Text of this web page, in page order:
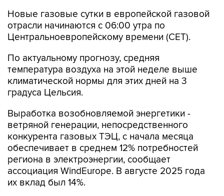
Новые газовые сутки в европейской газовой
отрасли начинаются c 06:00 утра по
Центральноевропейскому времени (CET).
По актуальному прогнозу, средняя
температура воздуха на этой неделе выше
климатической нормы для этих дней на 3
градуса Цельсия.
Выработка возобновляемой энергетики -
ветряной генерации, непосредственного
конкурента газовых ТЭЦ, с начала месяца
обеспечивает в среднем 12% потребностей
региона в электроэнергии, сообщает
ассоциация WindEurope. В августе 2025 года
их вклад был 14%.